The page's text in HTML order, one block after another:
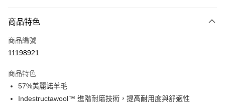
Apple Pay
悠遊付
7-11取貨(快速到店)
每筆NT$100，滿NT$1,500(含以上)免運費
商品特色
商品編號
11198921
商品特色
57%美麗諾羊毛
Indestructawool™ 進階耐磨技術，提高耐用度與舒適性